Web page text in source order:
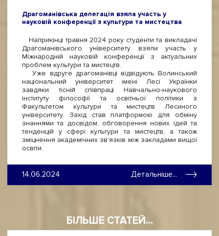
Драгоманівська делегація взяла участь у
науковій конференції з культури та мистецтва
Наприкінці травня 2024 року студенти та викладачі
Драгоманівського університету взяли участь у
Міжнародній науковій конференції з актуальних
проблем культури та мистецтв.
Уже вдруге драгоманівці відвідують Волинський
національний університет імені Лесі Українки
завдяки тісній співпраці Навчально-наукового
інституту філософії та освітньої політики з
Факультетом культури та мистецтв Лесиного
університету. Захід став платформою для обміну
знаннями та досвідом, обговорення нових ідей та
тенденцій у сфері культури та мистецтв, а також
зміцнення академічних зв'язків між закладами вищої
освіти.
14.06.2024 Детальніше...
БІЛЬШЕ СТАТЕЙ...